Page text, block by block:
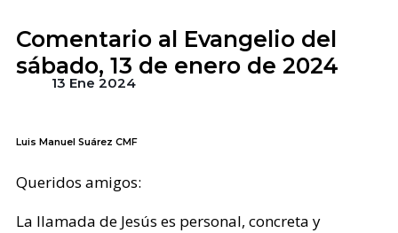
Comentario al Evangelio del
sábado, 13 de enero de 2024
13 Ene 2024
Luis Manuel Suárez CMF
Queridos amigos:
La llamada de Jesús es personal, concreta y